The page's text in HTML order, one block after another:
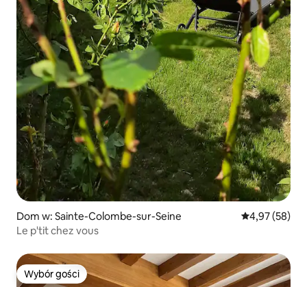
Dom w: Sainte-Colombe-sur-Seine Średnia
4,97 (58)
Le p'tit chez vous
Wybór gości
Wybór gości